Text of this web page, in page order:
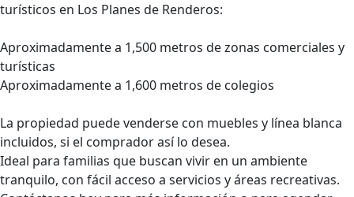
turísticos en Los Planes de Renderos:
Aproximadamente a 1,500 metros de zonas comerciales y
turísticas
Aproximadamente a 1,600 metros de colegios
La propiedad puede venderse con muebles y línea blanca
incluidos, si el comprador así lo desea.
Ideal para familias que buscan vivir en un ambiente
tranquilo, con fácil acceso a servicios y áreas recreativas.